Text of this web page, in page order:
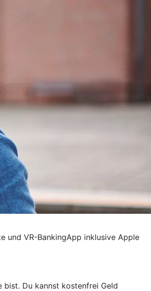
und VR-BankingApp inklusive Apple
Du kannst kostenfrei Geld